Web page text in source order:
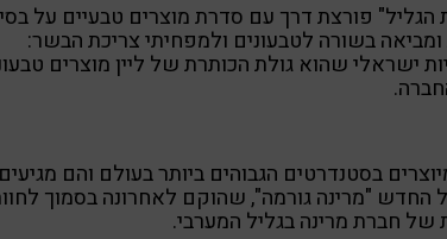
הגליל" פורצת דרך עם סדרת מוצרים טבעיים על
ומביאה בשורה לטבעונים ולמפחיתי צריכת הבשר:
ישראלי שהוא גולת הכותרת של ליין מוצרים
בסטנדרטים הגבוהים ביותר בעולם והם מגיעים
"מרינה גורמה", שהוקם לאחרונה בסמוך
של חברת מרינה בגליל המערבי.